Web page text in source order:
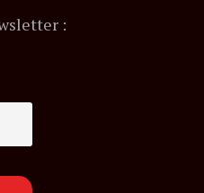
: